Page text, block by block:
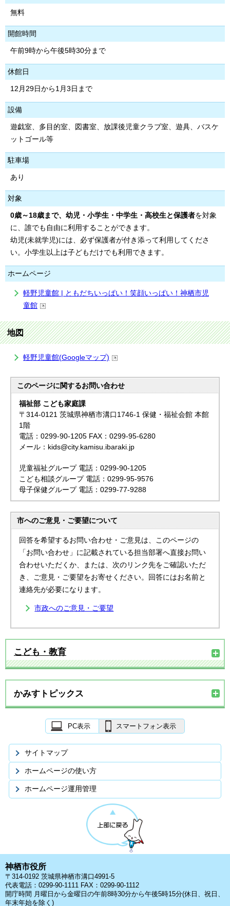
無料
開館時間
午前9時から午後5時30分まで
休館日
12月29日から1月3日まで
設備
遊戯室、多目的室、図書室、放課後児童クラブ室、遊具、バスケ
ットゴール等
駐車場
あり
対象
0歳～18歳まで、幼児・小学生・中学生・高校生と保護者を対象
に、誰でも自由に利用することができます。
幼児(未就学児)には、必ず保護者が付き添って利用してくださ
い。小学生以上は子どもだけでも利用できます。
ホームページ
軽野児童館 | ともだちいっぱい！笑顔いっぱい！神栖市児
童館
地図
軽野児童館(Googleマップ)
このページに関するお問い合わせ
福祉部 こども家庭課
〒314-0121 茨城県神栖市溝口1746-1 保健・福祉会館 本館
1階
電話：0299-90-1205 FAX：0299-95-6280
メール：kids@city.kamisu.ibaraki.jp
児童福祉グループ 電話：0299-90-1205
こども相談グループ 電話：0299-95-9576
母子保健グループ 電話：0299-77-9288
市へのご意見・ご要望について
回答を希望するお問い合わせ・ご意見は、このページの
「お問い合わせ」に記載されている担当部署へ直接お問い
合わせいただくか、または、次のリンク先をご確認いただ
き、ご意見・ご要望をお寄せください。回答にはお名前と
連絡先が必要になります。
市政へのご意見・ご要望
こども・教育
かみすトピックス
PC表示 スマートフォン表示
サイトマップ
ホームページの使い方
ホームページ運用管理
神栖市役所
〒314-0192 茨城県神栖市溝口4991-5
代表電話：0299-90-1111 FAX：0299-90-1112
開庁時間 月曜日から金曜日の午前8時30分から午後5時15分(休日、祝日、
年末年始を除く)